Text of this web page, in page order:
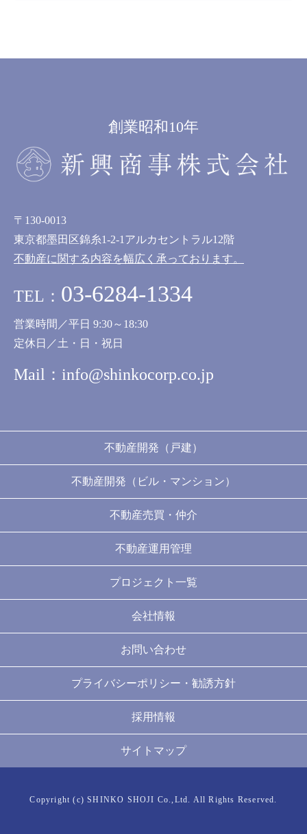
創業昭和10年
〒130-0013
東京都墨田区錦糸1-2-1アルカセントラル12階
不動産に関する内容を幅広く承っております。
TEL： 03-6284-1334
営業時間／平日 9:30～18:30
定休日／土・日・祝日
Mail： info@shinkocorp.co.jp
不動産開発（戸建）
不動産開発（ビル・マンション）
不動産売買・仲介
不動産運用管理
プロジェクト一覧
会社情報
お問い合わせ
プライバシーポリシー・勧誘方針
採用情報
サイトマップ
Copyright (c) SHINKO SHOJI Co.,Ltd. All Rights Reserved.